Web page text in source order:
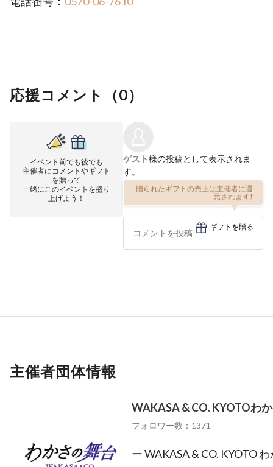
応援コメント（0）
イベント前でも後でも
主催者にコメントやギフト
を贈って
一緒にこのイベントを盛り
上げよう！
ゲスト様の投稿として表示されま
す。
贈られたギフトの売上は主催者に還
元されます!
ギフトを贈る
主催者団体情報
WAKASA & CO. KYOTOわ
フォロワー数：1371
ー WAKASA & CO. KYOTO